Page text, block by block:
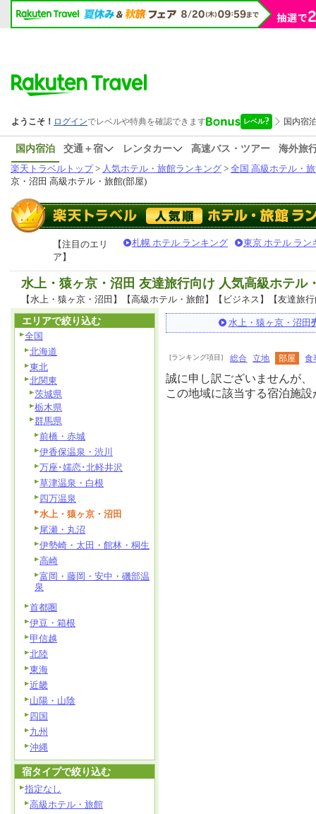
国内宿泊 交通＋宿 レンタカー 高速バス・ツアー
海外旅
楽天トラベルトップ> 人気ホテル・旅館ランキング > 全国 高級ホテル・
京・沼田 高級ホテル・旅館(部屋)
【注目のエリ
ア】
札幌 ホテル ランキング 東京 ホテル ラン
水上・猿ヶ京・沼田 友達旅行向け 人気高級ホテル
【水上・猿ヶ京・沼田】【高級ホテル・旅館】【ビジネス】【友達旅
水上・猿ヶ京・沼田
[ランキング項目] 総合 立地 部屋 食
誠に申し訳ございませんが、
この地域に該当する宿泊施
エリアで絞り込む
全国
北海道
東北
北関東
茨城県
栃木県
群馬県
前橋・赤城
伊香保温泉・渋川
万座･嬬恋･北軽井沢
草津温泉・白根
四万温泉
水上・猿ヶ京・沼田
尾瀬・丸沼
伊勢崎・太田・館林・桐生
高崎
富岡・藤岡・安中・磯部温
泉
首都圏
伊豆・箱根
甲信越
北陸
東海
近畿
山陽・山陰
四国
九州
沖縄
宿タイプで絞り込む
指定なし
高級ホテル・旅館